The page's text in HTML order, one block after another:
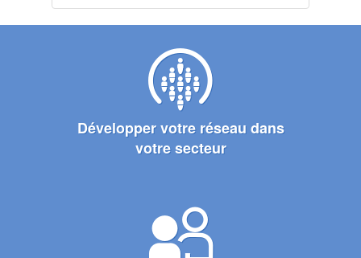
Développer votre réseau dans
votre secteur